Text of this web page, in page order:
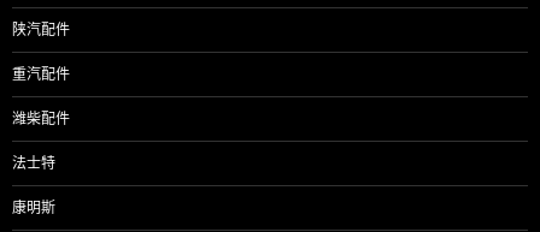
陕汽配件
重汽配件
潍柴配件
法士特
康明斯